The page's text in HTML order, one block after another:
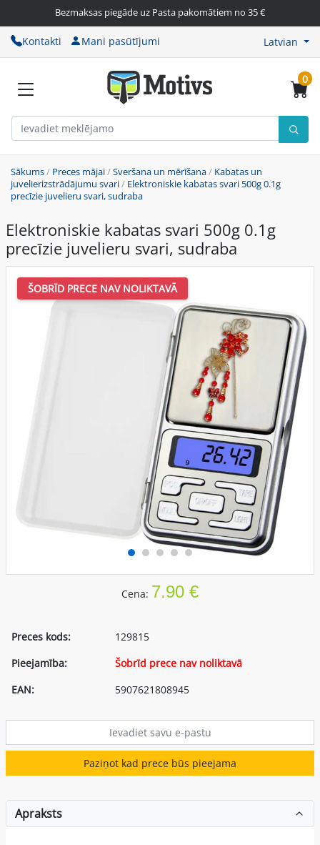
Bezmaksas piegāde uz Pasta pakomātiem no 35 €
Kontakti Mani pasūtījumi Latvian
0
Sākums/ Preces mājai/Sveršana un mērīšana/ Kabatas un
juvelierizstrādājumu svari/ Elektroniskie kabatas svari 500g 0.1g
precīzie juvelieru svari, sudraba
Elektroniskie kabatas svari 500g 0.1g
precīzie juvelieru svari, sudraba
ŠOBRĪD PRECE NAV NOLIKTAVĀ
Cena: 7.90 €
Preces kods:
129815
Pieejamība:
Šobrīd prece nav noliktavā
EAN:
5907621808945
Paziņot kad prece būs pieejama
Apraksts